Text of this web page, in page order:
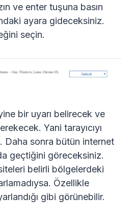
ve enter tuşuna basın
ayara gideceksiniz.
seçin.
bir uyarı belirecek ve
Yani tarayıcıyı
Daha sonra bütün internet
geçtiğini göreceksiniz.
belirli bölgelerdeki
Özellikle
gibi görünebilir.